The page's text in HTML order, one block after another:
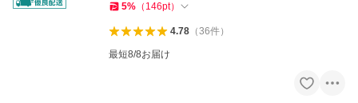
5% （ 146pt）
4.78（36件）
最短8/8お届け